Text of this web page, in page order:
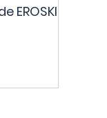
EROSKI